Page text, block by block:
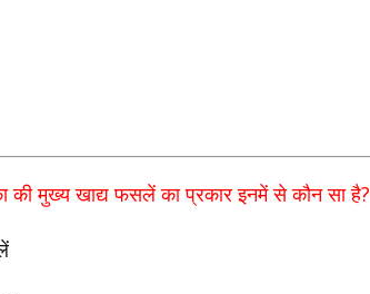
की मुख्य खाद्य फसलें का प्रकार इनमें से कौन सा है?